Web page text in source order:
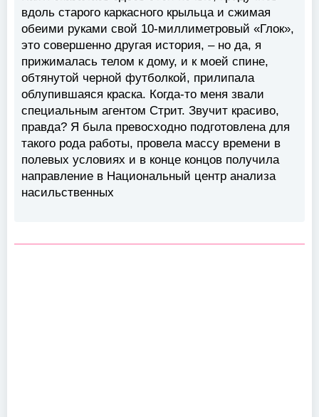
вдоль старого каркасного крыльца и сжимая
обеими руками свой 10-миллиметровый «Глок»,
это совершенно другая история, – но да, я
прижималась телом к дому, и к моей спине,
обтянутой черной футболкой, прилипала
облупившаяся краска. Когда-то меня звали
специальным агентом Стрит. Звучит красиво,
правда? Я была превосходно подготовлена для
такого рода работы, провела массу времени в
полевых условиях и в конце концов получила
направление в Национальный центр анализа
насильственных